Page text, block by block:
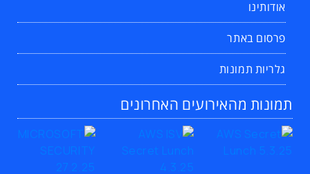
אודותינו
פרסום באתר
גלריות תמונות
תמונות מהאירועים האחרונים